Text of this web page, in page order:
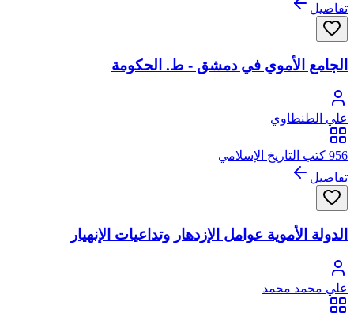
تفاصيل
الجامع الأموي في دمشق - ط. الحكومة
علي الطنطاوي
956 كتب التاريخ الإسلامي
تفاصيل
الدولة الأموية عوامل الإزدهار وتداعيات الإنهيار
علي محمد محمد